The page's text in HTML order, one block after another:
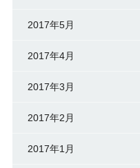
2017年5月
2017年4月
2017年3月
2017年2月
2017年1月